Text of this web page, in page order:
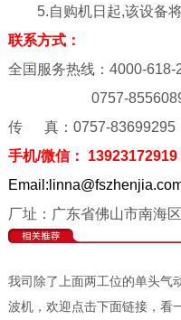
5.自购机日起,该设备将
联系方式：
全国服务热线：4000-618-
0757-
传 真：0757-83699295
手机/微信：
厂址：广东省佛山市南海
我司除了上面两工位的单头气
波机，欢迎点击下面链接，看